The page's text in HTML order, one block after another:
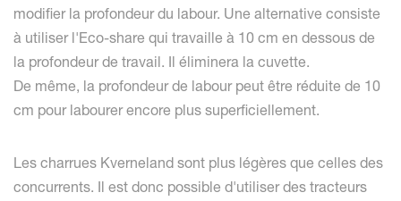
modifier la profondeur du labour. Une alternative consiste
à utiliser l'Eco-share qui travaille à 10 cm en dessous de
la profondeur de travail. Il éliminera la cuvette.
De même, la profondeur de labour peut être réduite de 10
cm pour labourer encore plus superficiellement.
Les charrues Kverneland sont plus légères que celles des
concurrents. Il est donc possible d'utiliser des tracteurs